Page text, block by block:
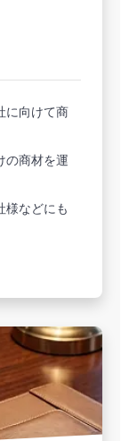
に向けて商
の商材を運
様などにも